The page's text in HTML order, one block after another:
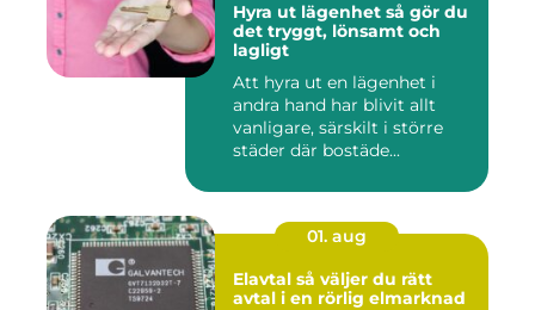
Hyra ut lägenhet så gör du
det tryggt, lönsamt och
lagligt
Att hyra ut en lägenhet i
andra hand har blivit allt
vanligare, särskilt i större
städer där bostäde...
01. aug
Elavtal så väljer du rätt
avtal i en rörlig elmarknad